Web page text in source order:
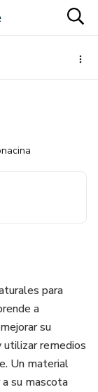
para
a
su
utilizar remedios
Un material
su mascota